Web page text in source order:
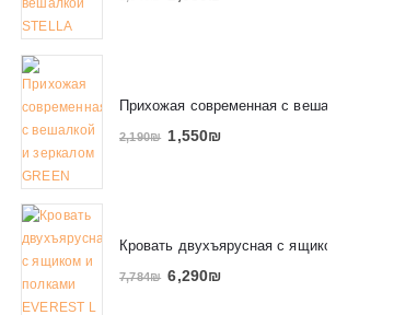
Прихожая современная с вешалкой и
2,190₪ 1,550₪
Кровать двухъярусная с ящиком и
7,784₪ 6,290₪